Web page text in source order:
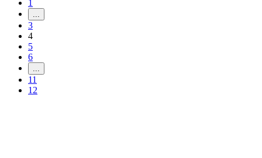
1
3
4
5
6
11
12